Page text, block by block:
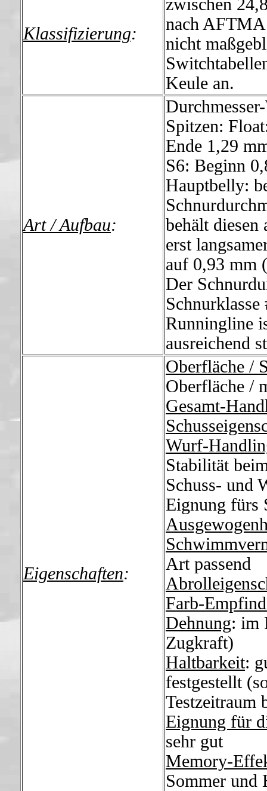
Klassifizierung:
zwischen
nach AFTMA
nicht
Keule an.
Art / Aufbau:
Spitzen:
Ende 1,29
S6: Beginn
Hauptbelly:
behält
erst
auf 0,93 mm
Der
Runningline
ausreichend
Eigenschaften:
Oberfläche /
Oberfläche /
Gesamt-
Wurf-
Stabilität
Schuss- und
Eignung fürs
Art passend
Farb-
Dehnung: im
Zugkraft)
Haltbarkeit:
festgestellt
Testzeitraum
Eignung für
sehr gut
Memory-
Sommer und